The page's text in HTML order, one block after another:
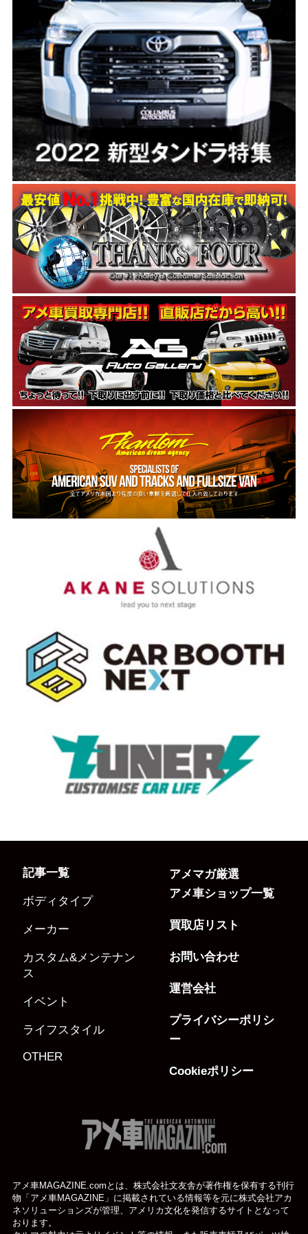
記事一覧
ボディタイプ
メーカー
カスタム&メンテナン
ス
イベント
ライフスタイル
OTHER
アメマガ厳選
アメ車ショップ一覧
買取店リスト
お問い合わせ
運営会社
プライバシーポリシ
ー
Cookieポリシー
アメ車MAGAZINE.comとは、株式会社文友舎が著作権を保有する刊行
物「アメ車MAGAZINE」に掲載されている情報等を元に株式会社アカ
ネソリューションズが管理、アメリカ文化を発信するサイトとなって
おります。